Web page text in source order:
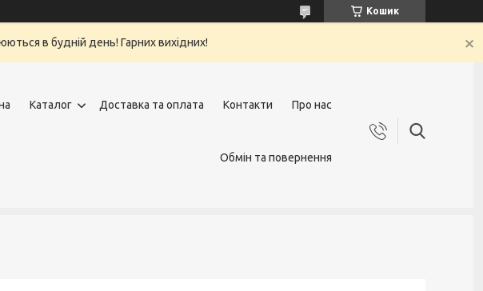
Кошик
в будній день! Гарних вихідних!
Каталог Доставка та оплата Контакти Про нас
Обмін та повернення